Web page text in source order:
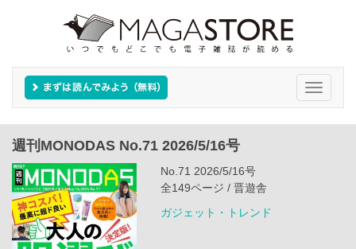
Toggle
週刊MONODAS No.71 2026/5/16号
No.71 2026/5/16号
全149ページ / 晋遊舎
ガジェット・トレンド